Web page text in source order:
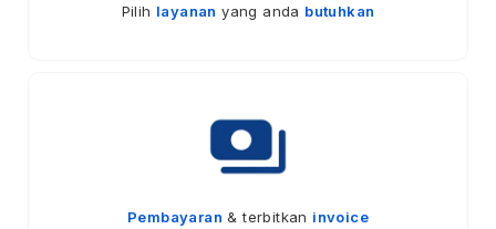
Pilih layanan yang anda butuhkan
Pembayaran & terbitkan invoice